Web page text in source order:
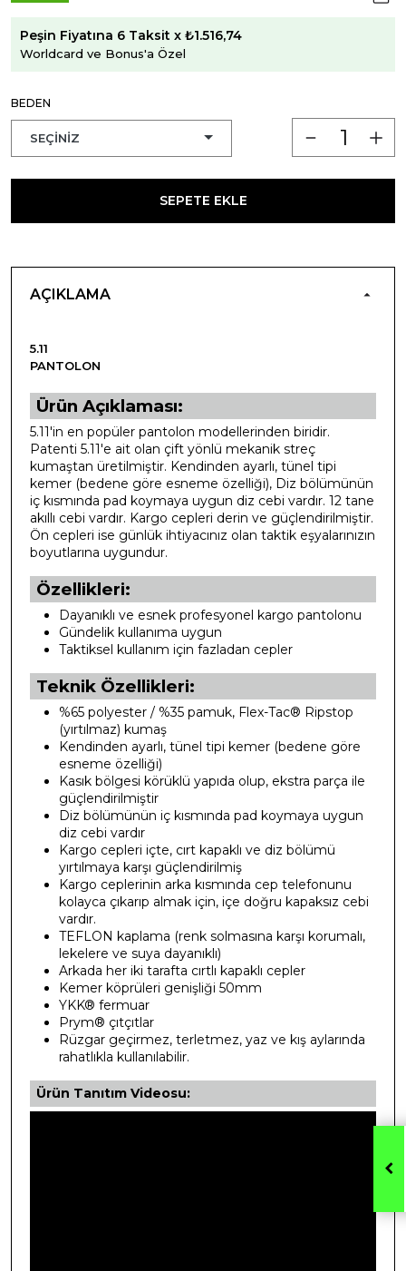
Peşin Fiyatına 6 Taksit x ₺1.516,74
Worldcard ve Bonus'a Özel
BEDEN
SEPETE EKLE
AÇIKLAMA
5.11
PANTOLON
Ürün Açıklaması:
5.11'in en popüler pantolon modellerinden biridir.
Patenti 5.11'e ait olan çift yönlü mekanik streç
kumaştan üretilmiştir. Kendinden ayarlı, tünel tipi
kemer (bedene göre esneme özelliği), Diz bölümünün
iç kısmında pad koymaya uygun diz cebi vardır. 12 tane
akıllı cebi vardır. Kargo cepleri derin ve güçlendirilmiştir.
Ön cepleri ise günlük ihtiyacınız olan taktik eşyalarınızın
boyutlarına uygundur.
Özellikleri:
Dayanıklı ve esnek profesyonel kargo pantolonu
Gündelik kullanıma uygun
Taktiksel kullanım için fazladan cepler
Teknik Özellikleri:
%65 polyester / %35 pamuk, Flex-Tac® Ripstop
(yırtılmaz) kumaş
Kendinden ayarlı, tünel tipi kemer (bedene göre
esneme özelliği)
Kasık bölgesi körüklü yapıda olup, ekstra parça ile
güçlendirilmiştir
Diz bölümünün iç kısmında pad koymaya uygun
diz cebi vardır
Kargo cepleri içte, cırt kapaklı ve diz bölümü
yırtılmaya karşı güçlendirilmiş
Kargo ceplerinin arka kısmında cep telefonunu
kolayca çıkarıp almak için, içe doğru kapaksız cebi
vardır.
TEFLON kaplama (renk solmasına karşı korumalı,
lekelere ve suya dayanıklı)
Arkada her iki tarafta cırtlı kapaklı cepler
Kemer köprüleri genişliği 50mm
YKK® fermuar
Prym® çıtçıtlar
Rüzgar geçirmez, terletmez, yaz ve kış aylarında
rahatlıkla kullanılabilir.
Ürün Tanıtım Videosu: